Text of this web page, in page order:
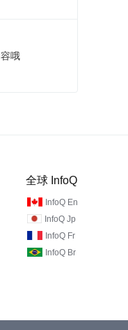
哦
全球 InfoQ
InfoQ En
InfoQ Jp
InfoQ Fr
InfoQ Br